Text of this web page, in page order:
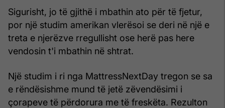
Sigurisht, jo të gjithë i mbathin ato për të fjetur,
por një studim amerikan vlerësoi se deri në një e
treta e njerëzve rregullisht ose herë pas here
vendosin t'i mbathin në shtrat.
Një studim i ri nga MattressNextDay tregon se sa
e rëndësishme mund të jetë zëvendësimi i
çorapeve të përdorura me të freskëta. Rezulton